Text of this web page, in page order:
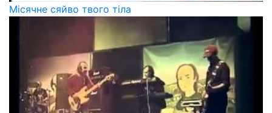
Місячне сяйво твого тіла